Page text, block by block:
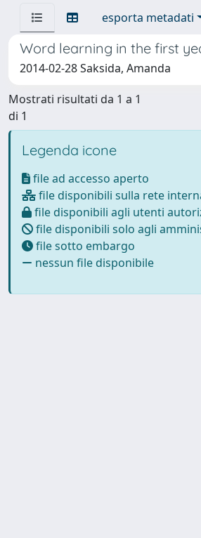
esporta metadati
Word learning in the first
2014-02-28 Saksida, Amanda
Mostrati risultati da 1 a 1
di 1
Legenda icone
file ad accesso aperto
file disponibili sulla rete
file disponibili agli utenti
file disponibili solo agli
file sotto embargo
nessun file disponibile